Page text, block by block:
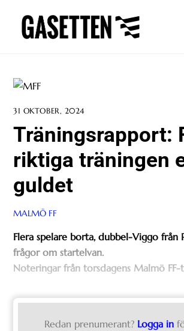
content
31 OKTOBER, 2024
Träningsrapport:
riktiga träningen
guldet
MALMÖ FF
Flera spelare borta, dubbel-Viggo från
frågor om startelvan.
Noteringar från torsdagens Malmö FF-
Redan prenumerant? Logga in